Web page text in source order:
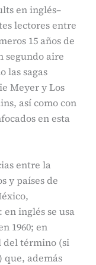
en inglés–
lectores entre
15 años de
segundo aire
las sagas
Meyer y Los
así como con
en esta
entre la
y países de
inglés se usa
1960; en
del término (si
además